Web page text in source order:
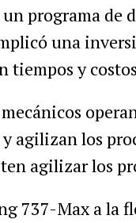
programa de
una
tiempos y
agilizan los
agilizar los
737-Max a la